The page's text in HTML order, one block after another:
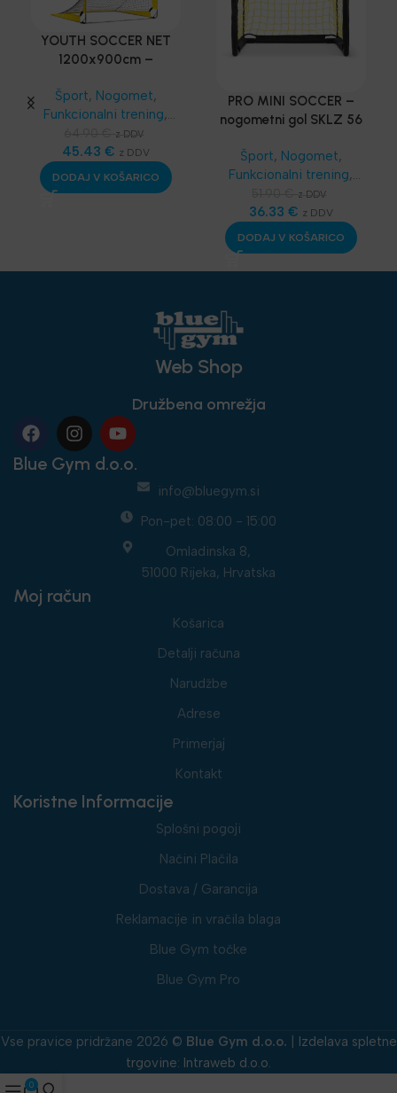
YOUTH SOCCER NET
1200x900cm –
Šport, Nogomet,
Funkcionalni trening,
SKLZ Funkcionalni
trening,Najnovejša
oprema
z DDV
45.43 € z DDV
DODAJ V KOŠARICO
PRO MINI SOCCER –
nogometni gol SKLZ 56
Šport, Nogomet,
Funkcionalni trening,
SKLZ Funkcionalni
trening, Najnovejša
oprema
z DDV
36.33 € z DDV
DODAJ V KOŠARICO
Web Shop
Družbena omrežja
Blue Gym d.o.o.
info@bluegym.si
Pon-pet: 08:00 - 15:00
Omladinska 8,
51000 Rijeka, Hrvatska
Moj račun
Košarica
Detalji računa
Narudžbe
Adrese
Primerjaj
Kontakt
Koristne Informacije
Splošni pogoji
Načini Plačila
Dostava / Garancija
Reklamacije in vračila blaga
Blue Gym točke
Blue Gym Pro
Vse pravice pridržane 2026 © Blue Gym d.o.o.
Izdelava spletne
trgovine: Intraweb d.o.o.
0